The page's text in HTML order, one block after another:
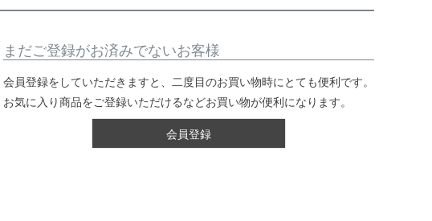
まだご登録がお済みでないお客様
会員登録をしていただきますと、二度目のお買い物時にとても便利です。
お気に入り商品をご登録いただけるなどお買い物が便利になります。
会員登録